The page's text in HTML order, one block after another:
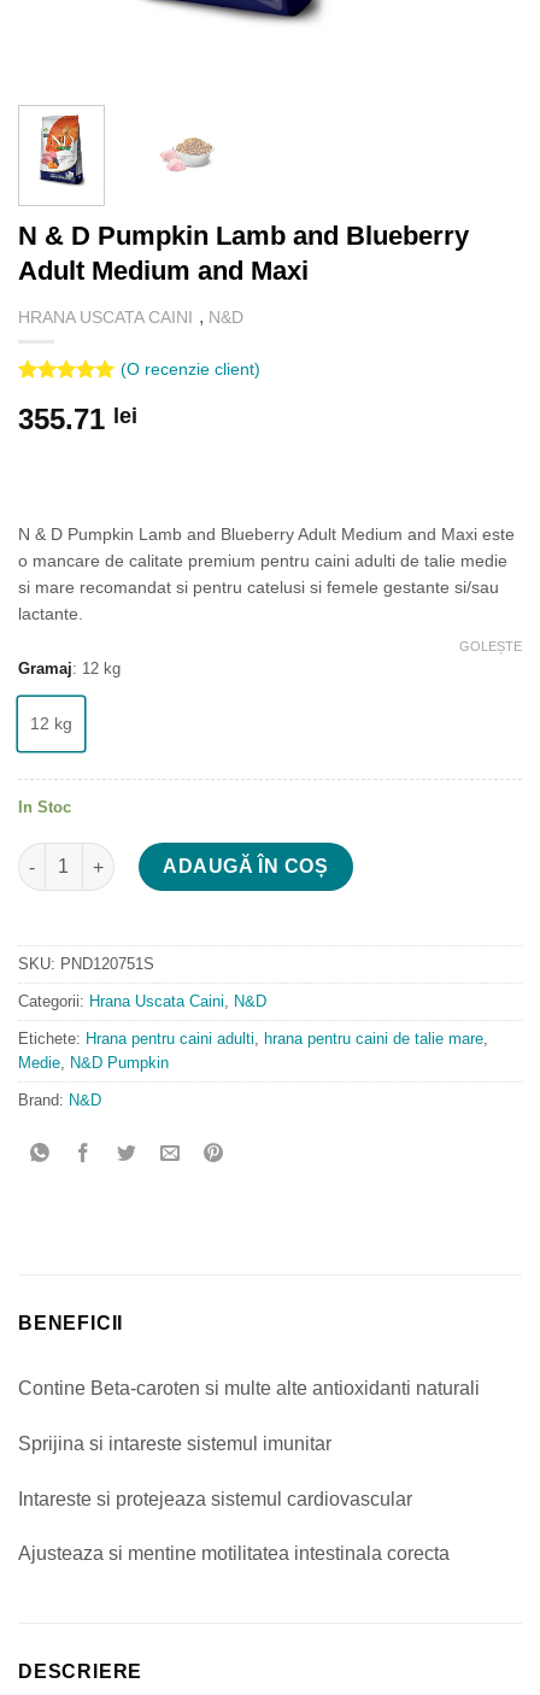
N & D Pumpkin Lamb and Blueberry
Adult Medium and Maxi
HRANA USCATA CAINI , N&D
5.00din 5
(O recenzie client)
355.71 lei
N & D Pumpkin Lamb and Blueberry Adult Medium and Maxi este
o mancare de calitate premium pentru caini adulti de talie medie
si mare recomandat si pentru catelusi si femele gestante si/sau
lactante.
Gramaj: 12 kg
12 kg
GOLEȘTE
In Stoc
Cantitate N & D Pumpkin Lamb and Blueberry Adult Medium
ADAUGĂ ÎN COȘ
SKU: PND120751S
Categorii: Hrana Uscata Caini, N&D
Etichete: Hrana pentru caini adulti, hrana pentru caini de talie mare,
Medie, N&D Pumpkin
Brand: N&D
BENEFICII
Contine Beta-caroten si multe alte antioxidanti naturali
Sprijina si intareste sistemul imunitar
Intareste si protejeaza sistemul cardiovascular
Ajusteaza si mentine motilitatea intestinala corecta
DESCRIERE